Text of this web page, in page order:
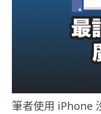
筆者使用 iPhone